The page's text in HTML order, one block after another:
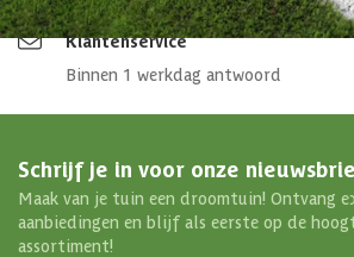
Klantenservice
Binnen 1 werkdag antwoord
Schrijf je in voor onze
Maak van je tuin een droomtuin! Ontvang
aanbiedingen en blijf als eerste op de
assortiment!